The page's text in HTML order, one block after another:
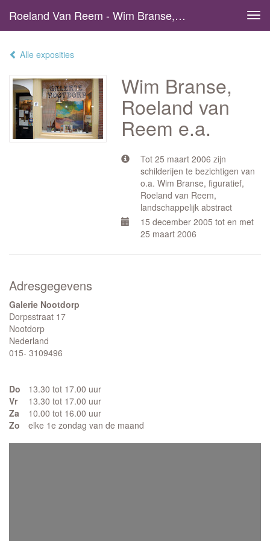
Roeland Van Reem - Wim Branse, Roeland Van Reem E.a.
Alle exposities
Wim Branse,
Roeland van
Reem e.a.
Tot 25 maart 2006 zijn
schilderijen te bezichtigen van
o.a. Wim Branse, figuratief,
Roeland van Reem,
landschappelijk abstract
15 december 2005 tot en met
25 maart 2006
Adresgegevens
Galerie Nootdorp
Dorpsstraat 17
Nootdorp
Nederland
015- 3109496
Do
13.30 tot 17.00 uur
Vr
13.30 tot 17.00 uur
Za
10.00 tot 16.00 uur
Zo
elke 1e zondag van de maand